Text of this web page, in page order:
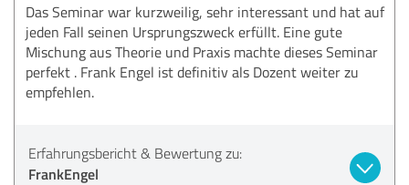
Das Seminar war kurzweilig, sehr interessant und hat auf
jeden Fall seinen Ursprungszweck erfüllt. Eine gute
Mischung aus Theorie und Praxis machte dieses Seminar
perfekt . Frank Engel ist definitiv als Dozent weiter zu
empfehlen.
Erfahrungsbericht & Bewertung zu:
FrankEngel